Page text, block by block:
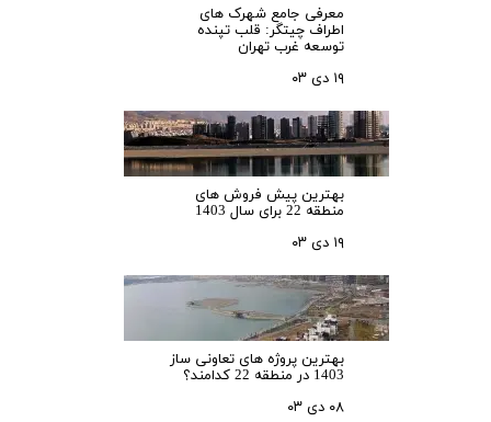
معرفی جامع شهرک‌ های
اطراف چیتگر: قلب تپنده
توسعه غرب تهران
۱۹ دی ۰۳
بهترین پیش فروش های
منطقه 22 برای سال 1403
۱۹ دی ۰۳
بهترین پروژه های تعاونی ساز
1403 در منطقه 22 کدامند؟
۰۸ دی ۰۳